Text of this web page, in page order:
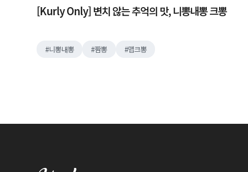
[Kurly Only] 변치 않는 추억의 맛, 니뽕내뽕 크뽕
니뽕내뽕 짬뽕 맵크뽕